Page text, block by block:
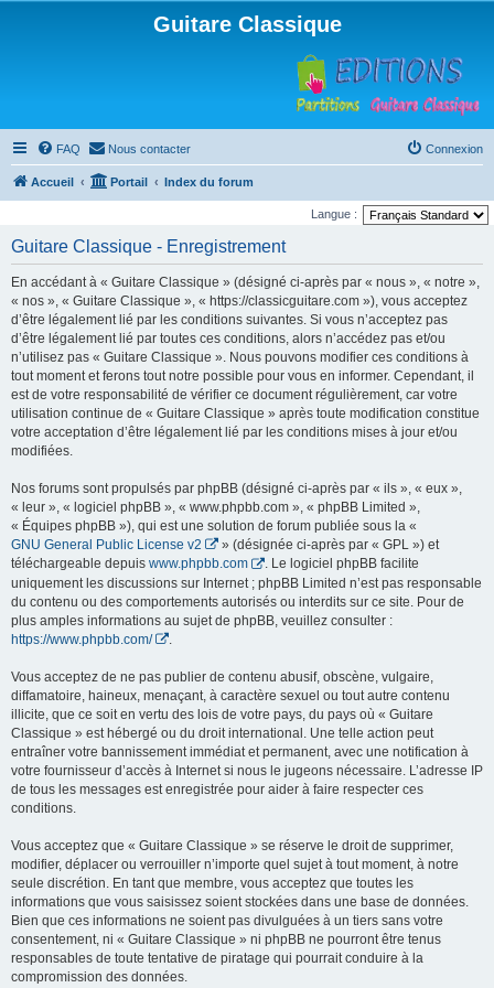
Guitare Classique
FAQ Nous contacter Connexion
Accueil Portail Index du forum
Langue :
Guitare Classique - Enregistrement
En accédant à « Guitare Classique » (désigné ci-après par « nous », « notre »,
« nos », « Guitare Classique », « https://classicguitare.com »), vous acceptez
d’être légalement lié par les conditions suivantes. Si vous n’acceptez pas
d’être légalement lié par toutes ces conditions, alors n’accédez pas et/ou
n’utilisez pas « Guitare Classique ». Nous pouvons modifier ces conditions à
tout moment et ferons tout notre possible pour vous en informer. Cependant, il
est de votre responsabilité de vérifier ce document régulièrement, car votre
utilisation continue de « Guitare Classique » après toute modification constitue
votre acceptation d’être légalement lié par les conditions mises à jour et/ou
modifiées.
Nos forums sont propulsés par phpBB (désigné ci-après par « ils », « eux »,
« leur », « logiciel phpBB », « www.phpbb.com », « phpBB Limited »,
« Équipes phpBB »), qui est une solution de forum publiée sous la «
GNU General Public License v2
» (désignée ci-après par « GPL ») et
téléchargeable depuis www.phpbb.com
. Le logiciel phpBB facilite
uniquement les discussions sur Internet ; phpBB Limited n’est pas responsable
du contenu ou des comportements autorisés ou interdits sur ce site. Pour de
plus amples informations au sujet de phpBB, veuillez consulter :
https://www.phpbb.com/
Vous acceptez de ne pas publier de contenu abusif, obscène, vulgaire,
diffamatoire, haineux, menaçant, à caractère sexuel ou tout autre contenu
illicite, que ce soit en vertu des lois de votre pays, du pays où « Guitare
Classique » est hébergé ou du droit international. Une telle action peut
entraîner votre bannissement immédiat et permanent, avec une notification à
votre fournisseur d’accès à Internet si nous le jugeons nécessaire. L’adresse IP
de tous les messages est enregistrée pour aider à faire respecter ces
conditions.
Vous acceptez que « Guitare Classique » se réserve le droit de supprimer,
modifier, déplacer ou verrouiller n’importe quel sujet à tout moment, à notre
seule discrétion. En tant que membre, vous acceptez que toutes les
informations que vous saisissez soient stockées dans une base de données.
Bien que ces informations ne soient pas divulguées à un tiers sans votre
consentement, ni « Guitare Classique » ni phpBB ne pourront être tenus
responsables de toute tentative de piratage qui pourrait conduire à la
compromission des données.